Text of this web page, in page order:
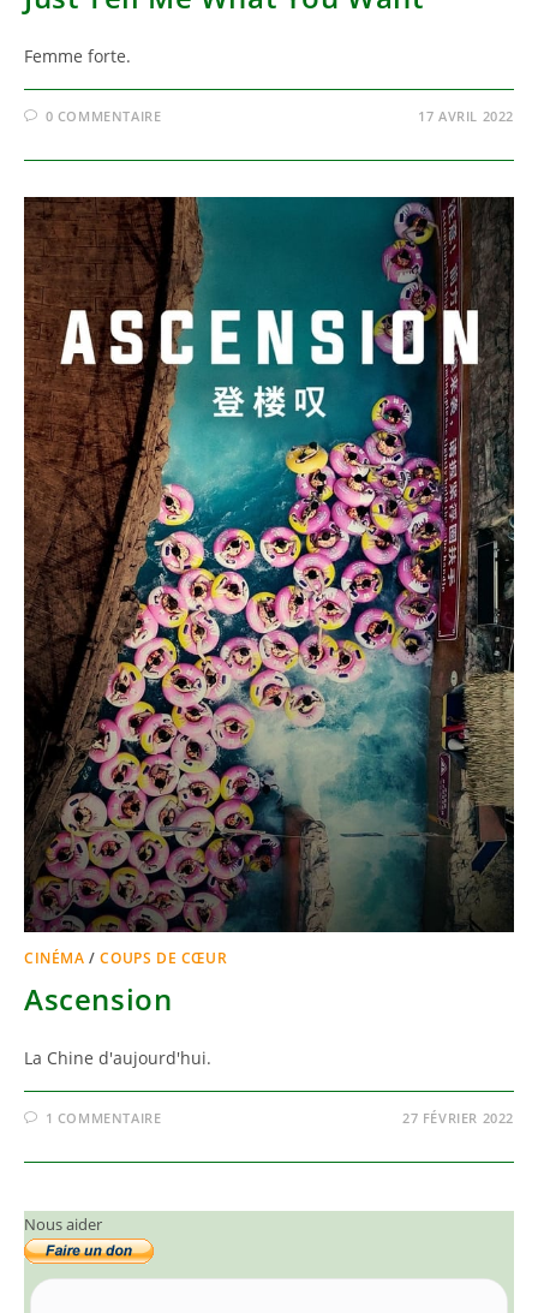
Femme forte.
0 COMMENTAIRE 17 AVRIL 2022
CINÉMA /COUPS DE CŒUR
Ascension
La Chine d'aujourd'hui.
1 COMMENTAIRE 27 FÉVRIER 2022
Nous aider